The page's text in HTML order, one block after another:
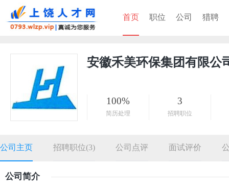
首页 职位 公司 猎聘
安徽禾美环保集团有限公
100%
简历处理
3
招聘职位
公司主页 招聘职位(3) 公司点评 面试评价
公司简介